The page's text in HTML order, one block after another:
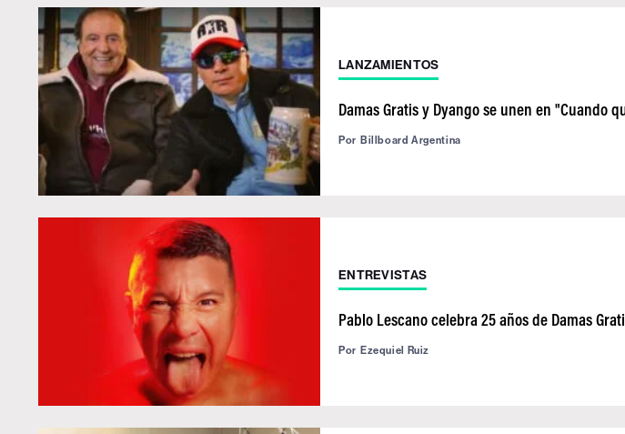
LANZAMIENTOS
Damas Gratis y Dyango se unen en "Cuando
Por Billboard Argentina
ENTREVISTAS
Pablo Lescano celebra 25 años de Damas
Por Ezequiel Ruiz